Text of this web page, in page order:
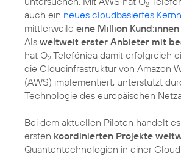
2
auch ein neues cloudbasiertes
mittlerweile eine Million Kund:innen
Als weltweit erster Anbieter mit
hat O2 Telefónica damit erfolgreich
die Cloudinfrastruktur von Amazon
(AWS) implementiert, unterstützt
Technologie des europäischen
Bei dem aktuellen Piloten handelt
ersten koordinierten Projekte
Quantentechnologien in einer